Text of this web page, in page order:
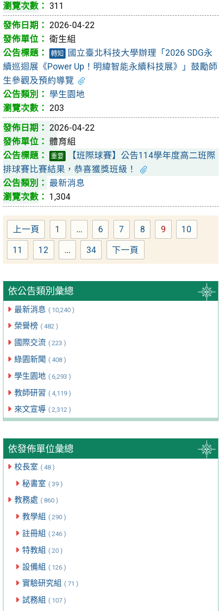
依公告類別彙總
最新消息 ( 10,240 )
榮譽榜 ( 482 )
國際交流 ( 223 )
綠園新聞 ( 408 )
學生園地 ( 6,293 )
教師研習 ( 4,119 )
來文宣導 ( 2,312 )
依發佈單位彙總
校長室 ( 48 )
秘書室 ( 39 )
教務處 ( 860 )
教學組 ( 290 )
註冊組 ( 246 )
特教組 ( 20 )
設備組 ( 126 )
實驗研究組 ( 71 )
試務組 ( 107 )
311
2026-04-22
衛生組
轉知
國立臺北科技大學辦理「2026 SDG永
續巡迴展《Power Up！明緯智能永續科技展》」鼓勵師
生參觀及預約導覽
學生園地
203
2026-04-22
體育組
重要
【班際球賽】公告114學年度高二班際
排球賽比賽結果，恭喜獲獎班級！
最新消息
1,304
上一頁 Page
1 ... Page
6 Page
7 Page
8 Page
9 Page
10
Page
11 Page
12 ... Page
34 下一頁